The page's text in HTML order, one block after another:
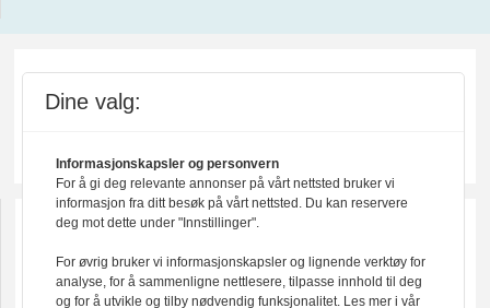
Dine valg:
Informasjonskapsler og personvern
For å gi deg relevante annonser på vårt nettsted bruker vi
informasjon fra ditt besøk på vårt nettsted. Du kan reservere
deg mot dette under "Innstillinger".
For øvrig bruker vi informasjonskapsler og lignende verktøy for
analyse, for å sammenligne nettlesere, tilpasse innhold til deg
og for å utvikle og tilby nødvendig funksjonalitet. Les mer i vår